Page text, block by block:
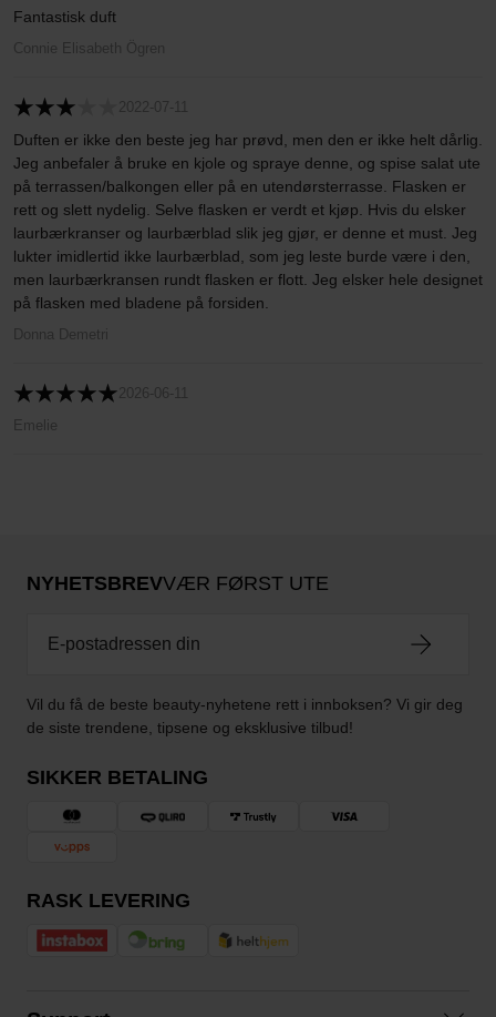
Fantastisk duft
Connie Elisabeth Ögren
2022-07-11
Duften er ikke den beste jeg har prøvd, men den er ikke helt dårlig.
Jeg anbefaler å bruke en kjole og spraye denne, og spise salat ute
på terrassen/balkongen eller på en utendørsterrasse. Flasken er
rett og slett nydelig. Selve flasken er verdt et kjøp. Hvis du elsker
laurbærkranser og laurbærblad slik jeg gjør, er denne et must. Jeg
lukter imidlertid ikke laurbærblad, som jeg leste burde være i den,
men laurbærkransen rundt flasken er flott. Jeg elsker hele designet
på flasken med bladene på forsiden.
Donna Demetri
2026-06-11
Emelie
NYHETSBREVVÆR FØRST UTE
Vil du få de beste beauty-nyhetene rett i innboksen? Vi gir deg
de siste trendene, tipsene og eksklusive tilbud!
SIKKER BETALING
RASK LEVERING